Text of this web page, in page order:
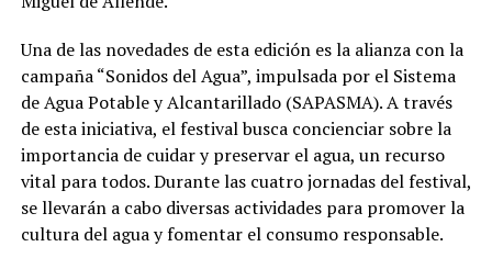
Una de las novedades de esta edición es la alianza con la
campaña “Sonidos del Agua”, impulsada por el Sistema
de Agua Potable y Alcantarillado (SAPASMA). A través
de esta iniciativa, el festival busca concienciar sobre la
importancia de cuidar y preservar el agua, un recurso
vital para todos. Durante las cuatro jornadas del festival,
se llevarán a cabo diversas actividades para promover la
cultura del agua y fomentar el consumo responsable.